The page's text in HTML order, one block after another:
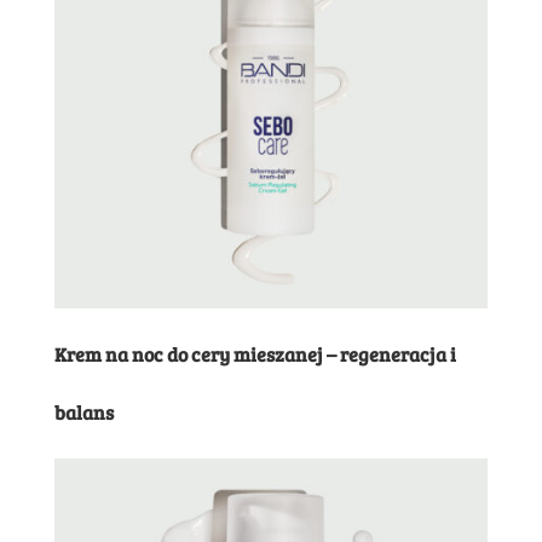
Krem na noc do cery mieszanej – regeneracja i
balans